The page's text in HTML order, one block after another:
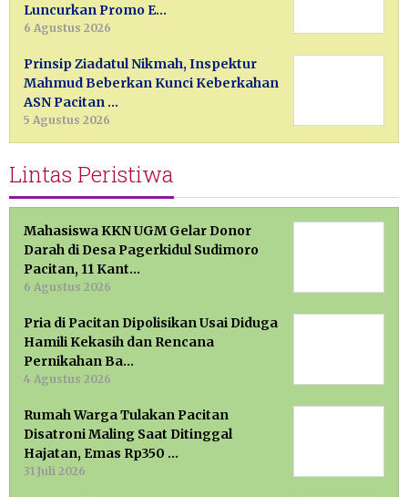
Luncurkan Promo E…
6 Agustus 2026
Prinsip Ziadatul Nikmah, Inspektur
Mahmud Beberkan Kunci Keberkahan
ASN Pacitan …
5 Agustus 2026
Lintas Peristiwa
Mahasiswa KKN UGM Gelar Donor
Darah di Desa Pagerkidul Sudimoro
Pacitan, 11 Kant…
6 Agustus 2026
Pria di Pacitan Dipolisikan Usai Diduga
Hamili Kekasih dan Rencana
Pernikahan Ba…
4 Agustus 2026
Rumah Warga Tulakan Pacitan
Disatroni Maling Saat Ditinggal
Hajatan, Emas Rp350 …
31 Juli 2026